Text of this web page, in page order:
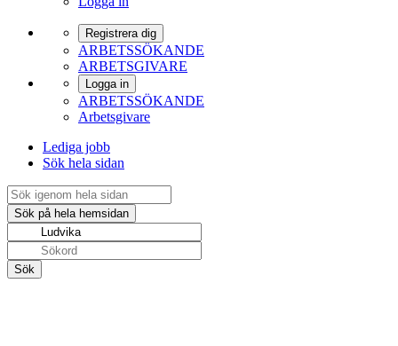
Registrera dig
ARBETSSÖKANDE
ARBETSGIVARE
Logga in
ARBETSSÖKANDE
Arbetsgivare
Lediga jobb
Sök hela sidan